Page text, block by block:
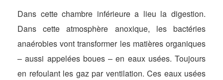
Dans cette chambre inférieure a lieu la digestion.
Dans cette atmosphère anoxique, les bactéries
anaérobies vont transformer les matières organiques
– aussi appelées boues – en eaux usées. Toujours
en refoulant les gaz par ventilation. Ces eaux usées